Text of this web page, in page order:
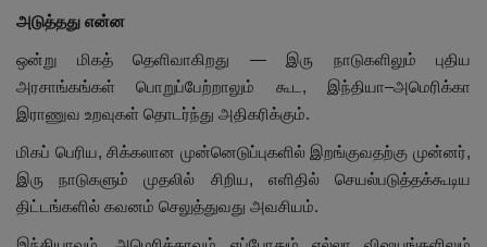
அடுத்தது என்ன
ஒன்று மிகத் தெளிவாகிறது — இரு நாடுகளிலும் புதிய
அரசாங்கங்கள் பொறுப்பேற்றாலும் கூட, இந்தியா–அமெரிக்கா
இராணுவ உறவுகள் தொடர்ந்து அதிகரிக்கும்.
மிகப் பெரிய, சிக்கலான முன்னெடுப்புகளில் இறங்குவதற்கு முன்னர்,
இரு நாடுகளும் முதலில் சிறிய, எளிதில் செயல்படுத்தக்கூடிய
திட்டங்களில் கவனம் செலுத்துவது அவசியம்.